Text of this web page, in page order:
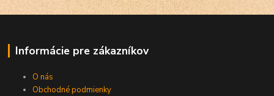
Informácie pre zákazníkov
O nás
Obchodné podmienky